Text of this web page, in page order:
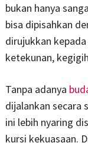
bukan hanya
bisa dipisahkan
dirujukkan
ketekunan,
Tanpa adanya
dijalankan secara
ini lebih nyaring
kursi kekuasaan.